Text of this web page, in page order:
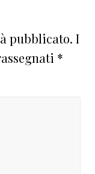
pubblicato. I
*